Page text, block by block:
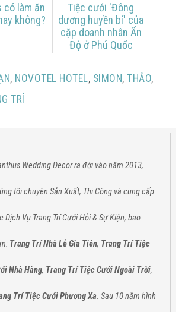
có làm ăn
không?
Tiệc cưới 'Đông
dương huyền bí' của
cặp doanh nhân Ấn
Độ ở Phú Quốc
, NOVOTEL HOTEL, SIMON,THẢO,
TRÍ
Wedding Decor ra đời vào năm 2013,
tôi chuyên Sản Xuất, Thi Công và cung cấp
Dịch Vụ Trang Trí Cưới Hỏi & Sự Kiện, bao
Trang Trí Nhà Lễ Gia Tiên, Trang Trí Tiệc
Nhà Hàng, Trang Trí Tiệc Cưới Ngoài Trời,
Trí Tiệc Cưới Phương Xa. Sau 10 năm hình